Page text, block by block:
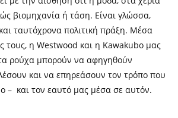
βιομηχανία ή τάση. Είναι γλώσσα,
ταυτόχρονα πολιτική πράξη. Μέσα
τους, η Westwood και η Kawakubo μας
ρούχα μπορούν να αφηγηθούν
και να επηρεάσουν τον τρόπο που
– και τον εαυτό μας μέσα σε αυτόν.